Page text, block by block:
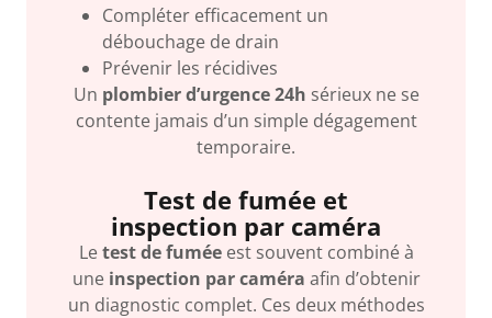
Compléter efficacement un
débouchage de drain
Prévenir les récidives
Un plombier d’urgence 24h sérieux ne se
contente jamais d’un simple dégagement
temporaire.
Test de fumée et
inspection par caméra
Letest de fuméeest souvent combiné à
une inspection par caméra afin d’obtenir
un diagnostic complet. Ces deux méthodes